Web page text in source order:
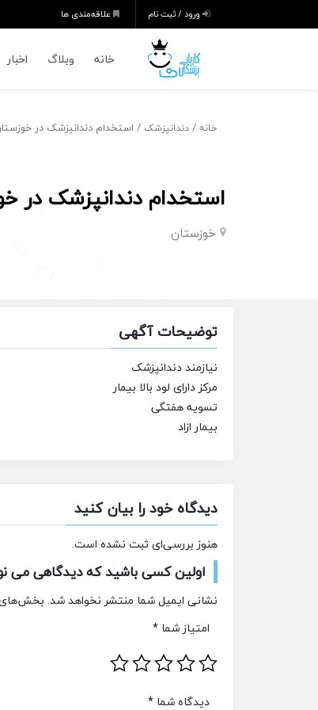
ورود / ثبت نام علاقه‌مندی ها
خانه وبلاگ اخبار
خانه / دندانپزشک / استخدام دندانپزشک در
استخدام دندانپزشک در
خوزستان
توضیحات آگهی
نیازمند دندانپزشک
مرکز دارای لود بالا بیمار
تسویه هفتگی
بیمار ازاد
دیدگاه خود را بیان کنید
هنوز بررسی‌ای ثبت نشده است.
اولین کسی باشید که دیدگاهی می
نشانی ایمیل شما منتشر نخواهد شد.بخش‌های
امتیاز شما *
دیدگاه شما *